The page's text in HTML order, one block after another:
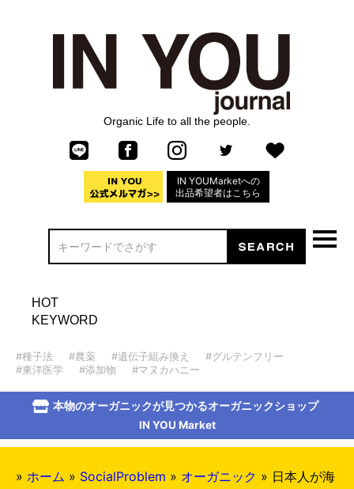
Organic Life to all the people.
IN YOUMarketへの
出品希望者はこちら
HOT
KEYWORD
#種子法 #農薬 #遺伝子組み換え
#グルテンフリー
#東洋医学
#添加物 #マヌカハニー
本物のオーガニックが見つかるオーガニックショップ
IN YOU Market
» ホーム » SocialProblem » オーガニック » 日本人が海